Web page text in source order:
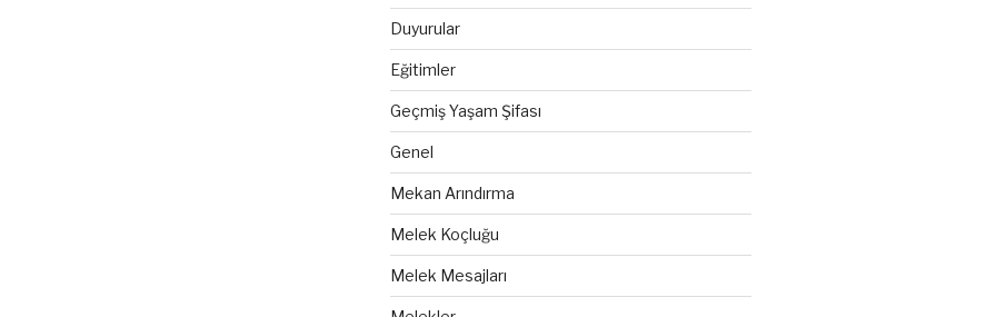
Duyurular
Eğitimler
Geçmiş Yaşam Şifası
Genel
Mekan Arındırma
Melek Koçluğu
Melek Mesajları